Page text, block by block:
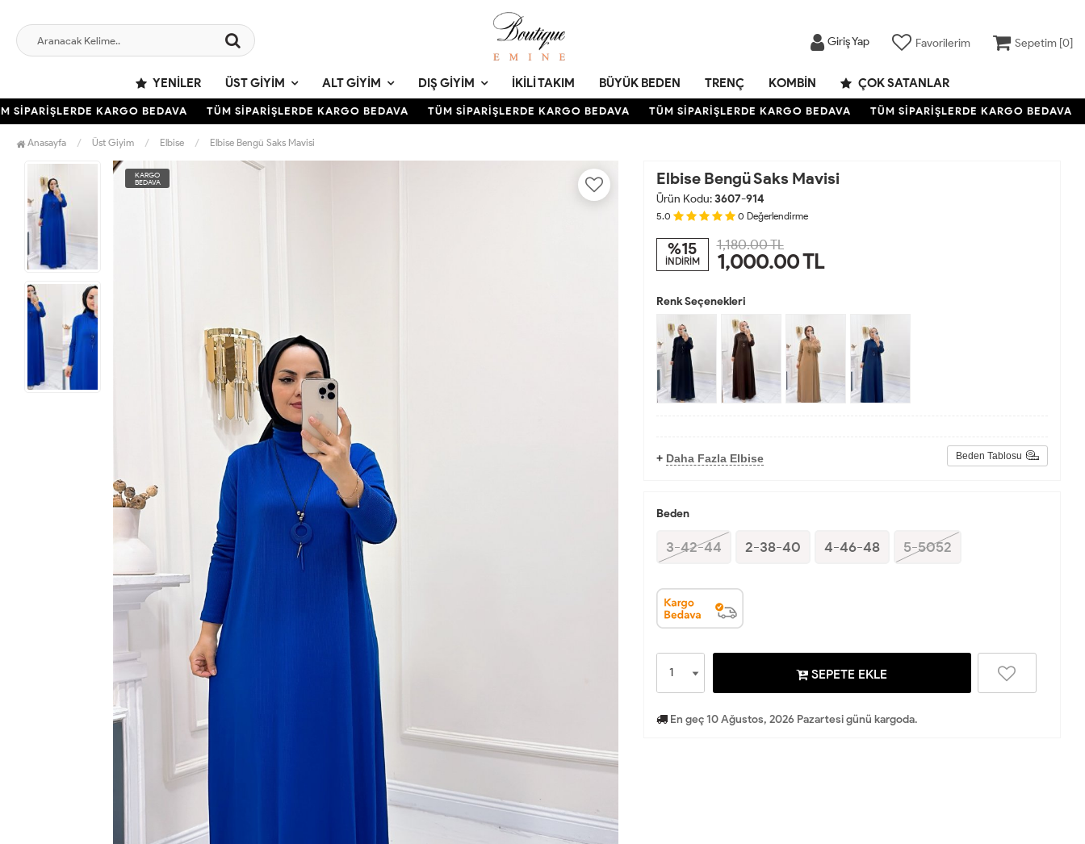
Giriş Yap Favorilerim Sepetim [0]
YENILER ÜST GIYIM ALT GIYIM DIŞ GIYIM İKILI TAKIM BÜYÜK BEDEN TRENÇ KOMBIN ÇOK SATANLAR
KARGO BEDAVA TÜM SİPARİŞLERDE KARGO BEDAVA TÜM SİPARİŞLERDE KARGO BEDAVA TÜM SİPARİŞLERDE KARGO BEDAVA TÜM SİPARİŞLERDE KARGO BEDAVA
Anasayfa Üst Giyim Elbise Elbise Bengü Saks Mavisi
KARGO
BEDAVA
Elbise Bengü Saks Mavisi
Ürün Kodu:3607-914
5.0 0 Değerlendirme
%15
İNDİRİM
1,180.00 TL
1,000.00TL
Renk Seçenekleri
+ Daha Fazla Elbise Beden Tablosu
Beden
3-42-44 2-38-40 4-46-48 5-5052
SEPETE EKLE
En geç 10 Ağustos, 2026 Pazartesi günü kargoda.